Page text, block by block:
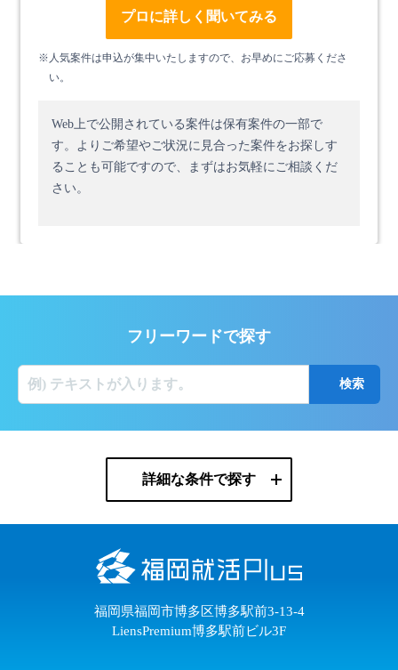
プロに詳しく聞いてみる
※人気案件は申込が集中いたしますので、お早めにご応募くださ
い。
Web上で公開されている案件は保有案件の一部で
す。 よりご希望やご状況に見合った案件をお探しす
ることも可能ですので、まずはお気軽にご相談くだ
さい。
フリーワードで探す
詳細な条件で探す
福岡県福岡市博多区博多駅前3-13-4
LiensPremium博多駅前ビル3F